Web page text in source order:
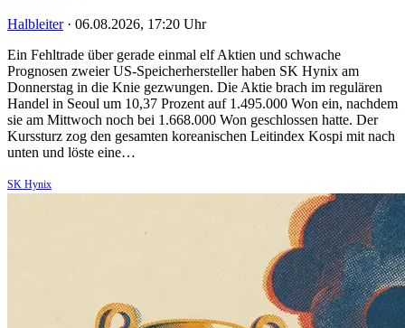
Halbleiter · 06.08.2026, 17:20 Uhr
Ein Fehltrade über gerade einmal elf Aktien und schwache
Prognosen zweier US-Speicherhersteller haben SK Hynix am
Donnerstag in die Knie gezwungen. Die Aktie brach im regulären
Handel in Seoul um 10,37 Prozent auf 1.495.000 Won ein, nachdem
sie am Mittwoch noch bei 1.668.000 Won geschlossen hatte. Der
Kurssturz zog den gesamten koreanischen Leitindex Kospi mit nach
unten und löste eine…
SK Hynix